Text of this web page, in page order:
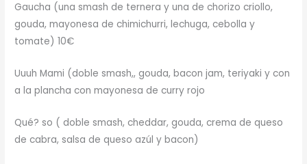
Gaucha (una smash de ternera y una de chorizo criollo,
gouda, mayonesa de chimichurri, lechuga, cebolla y
tomate) 10€
Uuuh Mami (doble smash,, gouda, bacon jam, teriyaki y con
a la plancha con mayonesa de curry rojo
Qué? so ( doble smash, cheddar, gouda, crema de queso
de cabra, salsa de queso azúl y bacon)